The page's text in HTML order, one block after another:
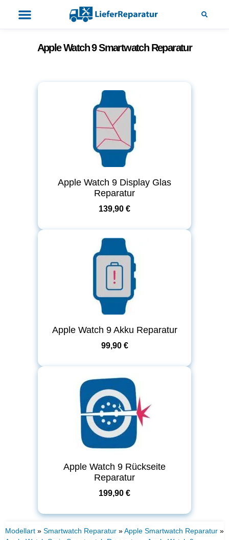
Apple Watch 9 Smartwatch Reparatur
Apple Watch 9 Display Glas
Reparatur
139,90 €
Apple Watch 9 Akku Reparatur
99,90 €
Apple Watch 9 Rückseite
Reparatur
199,90 €
Modellart » Smartwatch Reparatur »Apple Smartwatch Reparatur »